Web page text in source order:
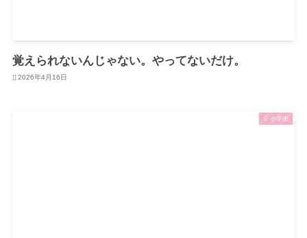
覚えられないんじゃない。やってないだけ。
2026年4月16日
小学生